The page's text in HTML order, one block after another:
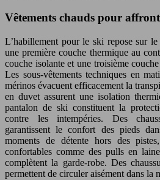
Vêtements chauds pour
L’habillement pour le ski repose sur
une première couche thermique au
couche isolante et une troisième
Les sous-vêtements techniques en
mérinos évacuent efficacement la
en duvet assurent une isolation
pantalon de ski constituent la
contre les intempéries. Des
garantissent le confort des pieds
moments de détente hors des
confortables comme des pulls en
complètent la garde-robe. Des
permettent de circuler aisément dans la